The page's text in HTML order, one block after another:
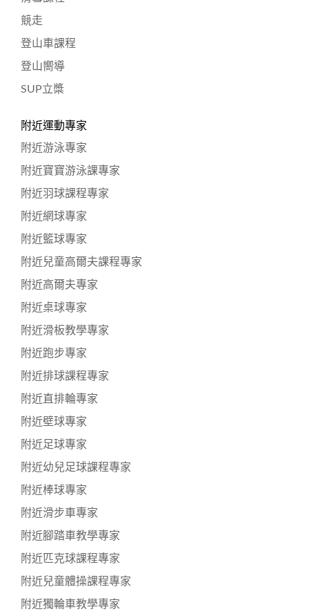
競走
登山車課程
登山嚮導
SUP立槳
附近運動專家
附近游泳專家
附近寶寶游泳課專家
附近羽球課程專家
附近網球專家
附近籃球專家
附近兒童高爾夫課程專家
附近高爾夫專家
附近桌球專家
附近滑板教學專家
附近跑步專家
附近排球課程專家
附近直排輪專家
附近壁球專家
附近足球專家
附近幼兒足球課程專家
附近棒球專家
附近滑步車專家
附近腳踏車教學專家
附近匹克球課程專家
附近兒童體操課程專家
附近獨輪車教學專家